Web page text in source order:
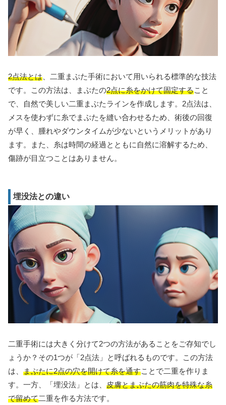
2点法とは 、二重まぶた手術において用いられる標準的な技法
です。この方法は、まぶたの2点に糸をかけて固定すること
で、自然で美しい二重まぶたラインを作成します。2点法は、
メスを使わずに糸でまぶたを縫い合わせるため、術後の回復
が早く、腫れやダウンタイムが少ないというメリットがあり
ます。また、糸は時間の経過とともに自然に溶解するため、
傷跡が目立つことはありません。
埋没法との違い
二重手術には大きく分けて2つの方法があることをご存知でし
ょうか？その1つが「2点法」と呼ばれるものです。この方法
は、 まぶたに2点の穴を開けて糸を通すことで二重を作りま
す。一方、「埋没法」とは、 皮膚とまぶたの筋肉を特殊な糸
で留めて二重を作る方法です。